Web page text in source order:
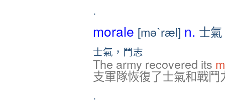
.
morale [məˋræl] n. 士
士氣，鬥志
The army recovered its
支軍隊恢復了士氣和戰鬥
.